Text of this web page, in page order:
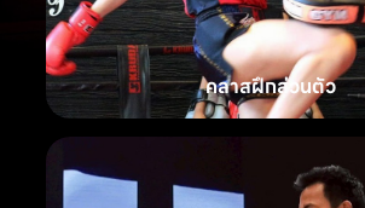
คลาสฝึกส่วนตัว